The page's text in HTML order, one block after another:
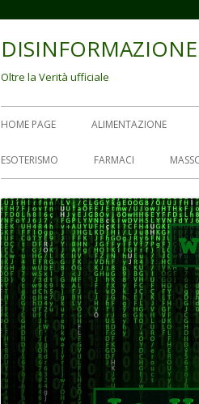
Oltre la Verità ufficiale
Menu
principale
HOME PAGE ALIMENTAZIONE
ESOTERISMO FARMACI